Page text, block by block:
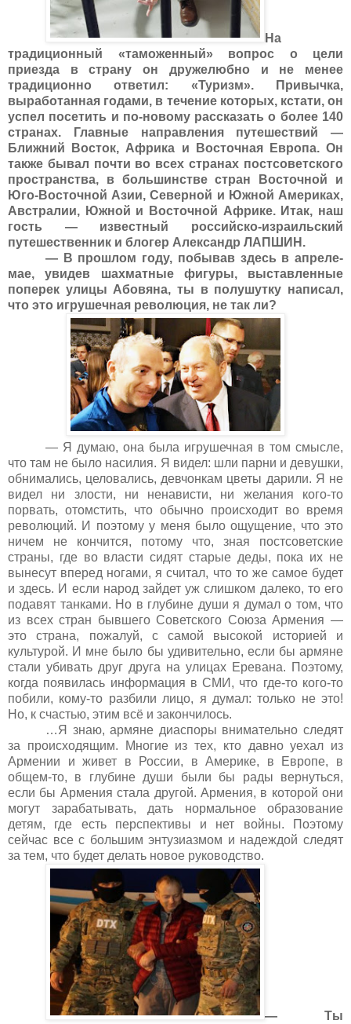
На
традиционный «таможенный» вопрос о цели
приезда в страну он дружелюбно и не менее
традиционно ответил: «Туризм». Привычка,
выработанная годами, в течение которых, кстати, он
успел посетить и по-новому рассказать о более 140
странах. Главные направления путешествий —
Ближний Восток, Африка и Восточная Европа. Он
также бывал почти во всех странах постсоветского
пространства, в большинстве стран Восточной и
Юго-Восточной Азии, Северной и Южной Америках,
Австралии, Южной и Восточной Африке. Итак, наш
гость — известный российско-израильский
путешественник и блогер Александр ЛАПШИН.
— В прошлом году, побывав здесь в апреле-
мае, увидев шахматные фигуры, выставленные
поперек улицы Абовяна, ты в полушутку написал,
что это игрушечная революция, не так ли?
— Я думаю, она была игрушечная в том смысле,
что там не было насилия. Я видел: шли парни и девушки,
обнимались, целовались, девчонкам цветы дарили. Я не
видел ни злости, ни ненависти, ни желания кого-то
порвать, отомстить, что обычно происходит во время
революций. И поэтому у меня было ощущение, что это
ничем не кончится, потому что, зная постсоветские
страны, где во власти сидят старые деды, пока их не
вынесут вперед ногами, я считал, что то же самое будет
и здесь. И если народ зайдет уж слишком далеко, то его
подавят танками. Но в глубине души я думал о том, что
из всех стран бывшего Советского Союза Армения —
это страна, пожалуй, с самой высокой историей и
культурой. И мне было бы удивительно, если бы армяне
стали убивать друг друга на улицах Еревана. Поэтому,
когда появилась информация в СМИ, что где-то кого-то
побили, кому-то разбили лицо, я думал: только не это!
Но, к счастью, этим всё и закончилось.
…Я знаю, армяне диаспоры внимательно следят
за происходящим. Многие из тех, кто давно уехал из
Армении и живет в России, в Америке, в Европе, в
общем-то, в глубине души были бы рады вернуться,
если бы Армения стала другой. Армения, в которой они
могут зарабатывать, дать нормальное образование
детям, где есть перспективы и нет войны. Поэтому
сейчас все с большим энтузиазмом и надеждой следят
за тем, что будет делать новое руководство.
— Ты